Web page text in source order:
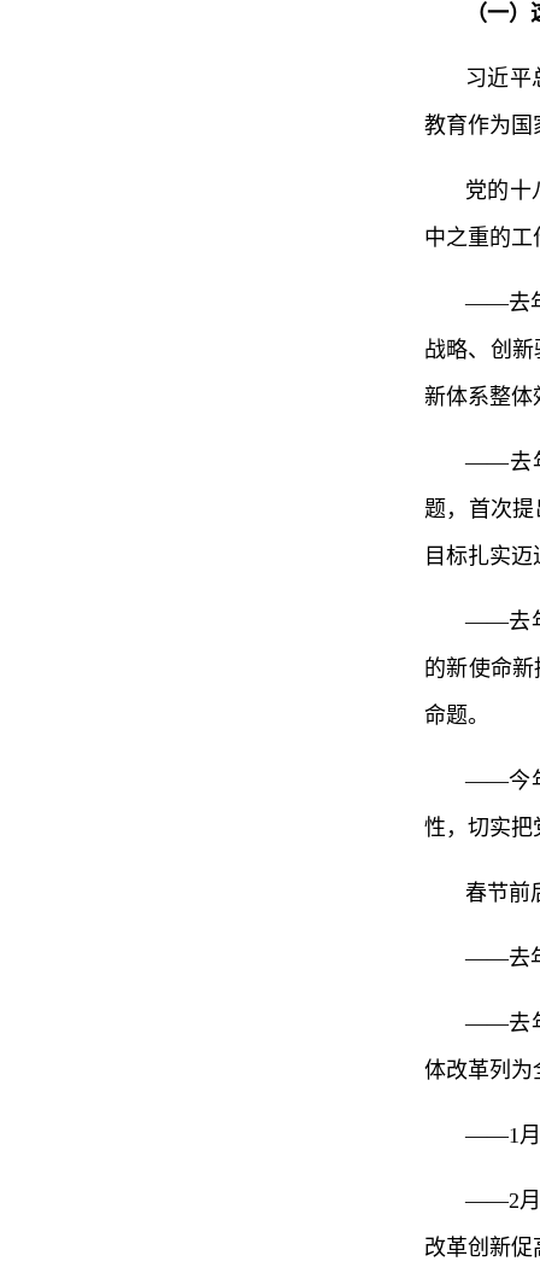
（一
习近平
教育作为国
党的十
中之重的
——去年
战略、创
新体系整体
——去
题，首次提
目标扎实迈
——去
的新使命
命题。
——今
性，切实把
春节前
——去年
——去
体改革列为
——1月
——2月
改革创新促